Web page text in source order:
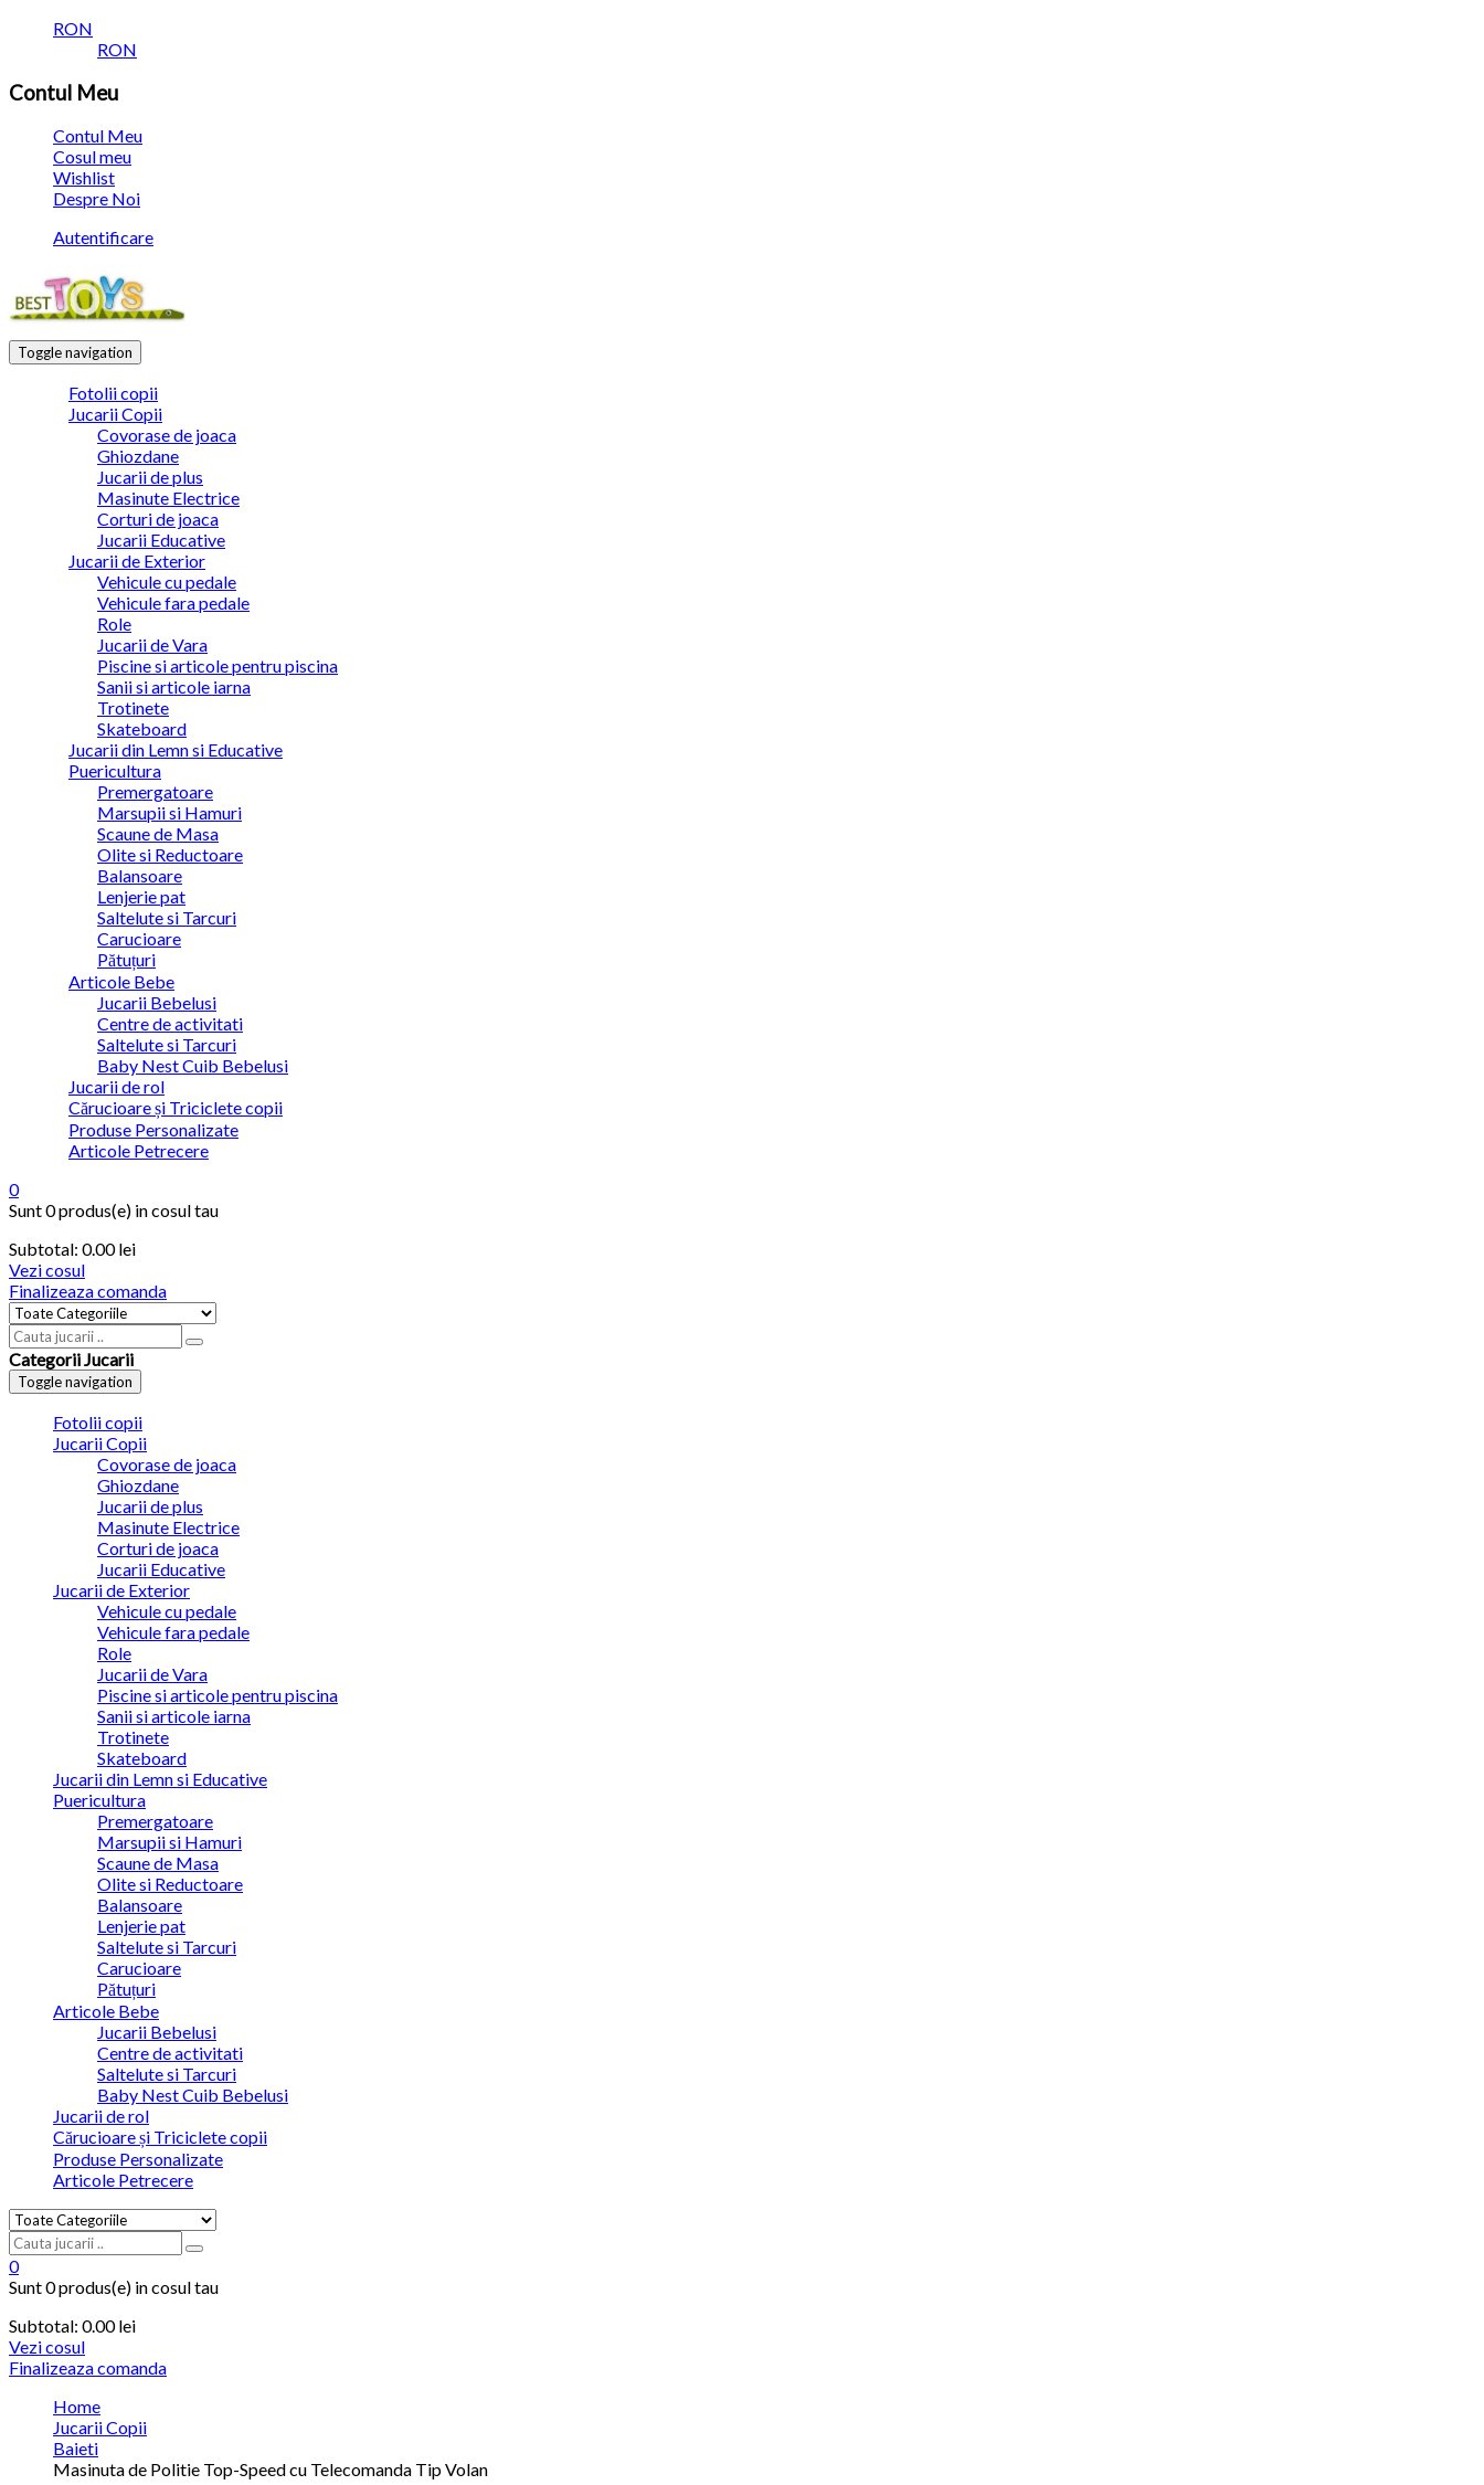
RON
RON
Contul Meu
Contul Meu
Cosul meu
Wishlist
Despre Noi
Autentificare
Toggle navigation
Fotolii copii
Jucarii Copii
Covorase de joaca
Ghiozdane
Jucarii de plus
Masinute Electrice
Corturi de joaca
Jucarii Educative
Jucarii de Exterior
Vehicule cu pedale
Vehicule fara pedale
Role
Jucarii de Vara
Piscine si articole pentru piscina
Sanii si articole iarna
Trotinete
Skateboard
Jucarii din Lemn si Educative
Puericultura
Premergatoare
Marsupii si Hamuri
Scaune de Masa
Olite si Reductoare
Balansoare
Lenjerie pat
Saltelute si Tarcuri
Carucioare
Pătuțuri
Articole Bebe
Jucarii Bebelusi
Centre de activitati
Saltelute si Tarcuri
Baby Nest Cuib Bebelusi
Jucarii de rol
Cărucioare și Triciclete copii
Produse Personalizate
Articole Petrecere
0
Sunt0 produs(e) in cosul tau
Subtotal: 0.00lei
Vezi cosul
Finalizeaza comanda
Categorii Jucarii
Toggle navigation
Fotolii copii
Jucarii Copii
Covorase de joaca
Ghiozdane
Jucarii de plus
Masinute Electrice
Corturi de joaca
Jucarii Educative
Jucarii de Exterior
Vehicule cu pedale
Vehicule fara pedale
Role
Jucarii de Vara
Piscine si articole pentru piscina
Sanii si articole iarna
Trotinete
Skateboard
Jucarii din Lemn si Educative
Puericultura
Premergatoare
Marsupii si Hamuri
Scaune de Masa
Olite si Reductoare
Balansoare
Lenjerie pat
Saltelute si Tarcuri
Carucioare
Pătuțuri
Articole Bebe
Jucarii Bebelusi
Centre de activitati
Saltelute si Tarcuri
Baby Nest Cuib Bebelusi
Jucarii de rol
Cărucioare și Triciclete copii
Produse Personalizate
Articole Petrecere
0
Sunt0 produs(e) in cosul tau
Subtotal: 0.00lei
Vezi cosul
Finalizeaza comanda
Home
Jucarii Copii
Baieti
Masinuta de Politie Top-Speed cu Telecomanda Tip Volan